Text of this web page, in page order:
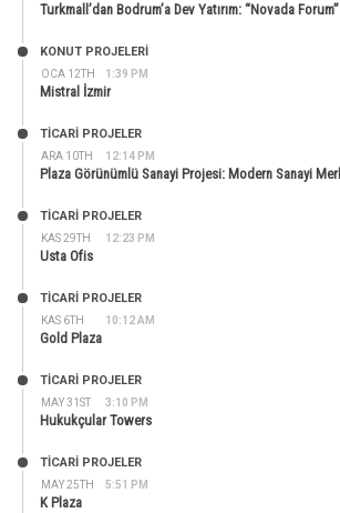
Turkmall’dan Bodrum’a Dev Yatırım: “Novada Forum”
OCA 12TH 1:39 PM
KONUT PROJELERI
Mistral İzmir
ARA 10TH 12:14 PM
TİCARİ PROJELER
Plaza Görünümlü Sanayi Projesi: Modern Sanayi
KAS 29TH 12:23 PM
TİCARİ PROJELER
Usta Ofis
KAS 6TH 10:12 AM
TİCARİ PROJELER
Gold Plaza
MAY 31ST 3:10 PM
TİCARİ PROJELER
Hukukçular Towers
MAY 25TH 5:51 PM
TİCARİ PROJELER
K Plaza